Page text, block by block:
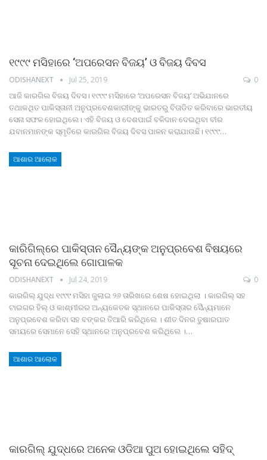
୧୯୯୯ ମସିହାରେ ‘ଅପରେସନ ବିଜୟ’ ଓ ବିଜୟ ଦିବସ
ODISHANEXT Jul 25, 2019 0
ଆଜି କାରଗିଲ ବିଜୟ ଦିବସ। ୧୯୯୯ ମସିହାରେ ‘ଅପରେସନ ବିଜୟ’ ଅଭିଯାନରେ
ତଥାକଥିତ ପାକିସ୍ତାନୀ ଅନୁପ୍ରବେଶକାରୀଙ୍କୁ ଭାରତରୁ ବିତାଡିତ କରିବାରେ ଭାରତୀୟ
ସେନା ସଫଳ ହୋଇଥିଲେ। ଏହି ବିଜୟ ଓ ଦେଶପାଇଁ ବଳିଦାନ ଦେଇଥିବା ବୀର
ଯବାନମାନଙ୍କ ସ୍ମୃତିରେ କାରଗିଲ ବିଜୟ ଦିବସ ପାଳନ କରାଯାଉଛି। ୧୯୯୯…
ଆଶାର ଆଲୋକ
କାରିଗିଲ୍‌ରେ ପାକିସ୍ତାନ ସୈନ୍ୟଙ୍କ ଅନୁପ୍ରବେଶ ବିଷୟରେ
ସୂଚନା ଦେଇଥିଲେ ଗୋପାଳକ
ODISHANEXT Jul 24, 2019 0
କାରଗିଲ୍‌ ଯୁଦ୍ଧ ୧୯୯୯ ମସିହା ଜୁଲାଇ ୨୬ ତାରିଖରେ ଶେଷ ହୋଇଥିଲା । କାରଗିଲ୍‌ ସହ
ଟାଇଗର ହିଲ୍‌ ଓ କାଶ୍ମୀରର ଅନ୍ୟକେତକ ସ୍ଥାନରେ ପାକିସ୍ତାର ସୈନ୍ୟମାନେ
ଅନୁପ୍ରବେଶ କରିବା ସହ ବଙ୍କର ତିଆରି କରିଥିଲେ । ଶୀତ ଦିନର ତୁଷାରପାତ
ସମୟରେ ସେମାନେ ସେହି ସ୍ଥାନରେ ଅନୁପ୍ରବେଶ କରିଥିଲେ ।…
ଆଶାର ଆଲୋକ
କାରଗିଲ୍‌ ଯୁଦ୍ଧରେ ଅନେକ ଓଡିଆ ପୁଅ ହୋଇଥିଲେ ସହିଦ୍‌